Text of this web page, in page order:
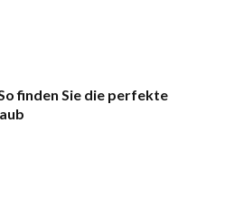
finden Sie die perfekte